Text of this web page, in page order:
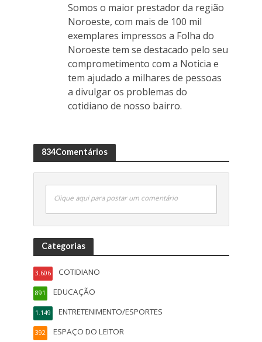
Somos o maior prestador da região
Noroeste, com mais de 100 mil
exemplares impressos a Folha do
Noroeste tem se destacado pelo seu
comprometimento com a Noticia e
tem ajudado a milhares de pessoas
a divulgar os problemas do
cotidiano de nosso bairro.
834Comentários
Clique aqui para postar um comentário
Categorias
COTIDIANO
3.606
EDUCAÇÃO
891
ENTRETENIMENTO/ESPORTES
1.149
ESPAÇO DO LEITOR
392